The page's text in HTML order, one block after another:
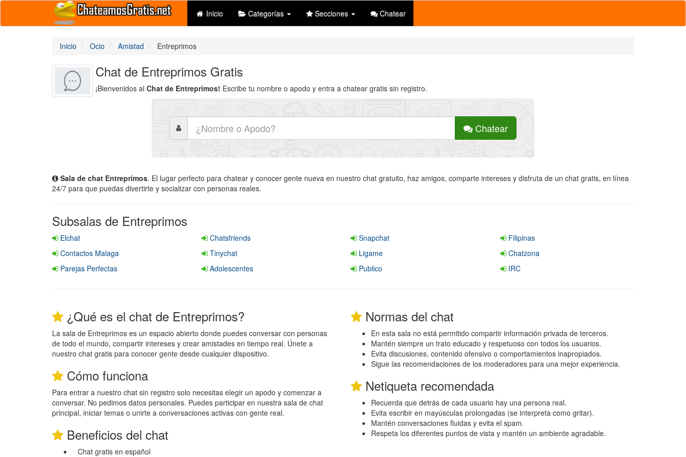
Inicio Categorías Secciones Chatear
Inicio Ocio Amistad Entreprimos
Chat de Entreprimos Gratis
¡Bienvenidos al Chat de Entreprimos! Escribe tu nombre o apodo y entra a chatear gratis sin registro.
Chatear
Sala de chat Entreprimos. El lugar perfecto para chatear y conocer gente nueva en nuestro chat gratuito, haz amigos, comparte intereses y disfruta de un chat gratis, en línea
24/7 para que puedas divertirte y socializar con personas reales.
Subsalas de Entreprimos
Elchat Chatsfriends Snapchat
Filipinas
Contactos Malaga
Tinychat Ligame
Chatzona
Parejas Perfectas
Adolescentes Publico IRC
¿Qué es el chat de Entreprimos?
La sala de Entreprimos es un espacio abierto donde puedes conversar con personas
de todo el mundo, compartir intereses y crear amistades en tiempo real. Únete a
nuestro chat gratis para conocer gente desde cualquier dispositivo.
Cómo funciona
Para entrar a nuestro chat sin registro solo necesitas elegir un apodo y comenzar a
conversar. No pedimos datos personales. Puedes participar en nuestra sala de chat
principal, iniciar temas o unirte a conversaciones activas con gente real.
Beneficios del chat
Chat gratis en español
Normas del chat
En esta sala no está permitido compartir información privada de terceros.
Mantén siempre un trato educado y respetuoso con todos los usuarios.
Evita discusiones, contenido ofensivo o comportamientos inapropiados.
Sigue las recomendaciones de los moderadores para una mejor experiencia.
Netiqueta recomendada
Recuerda que detrás de cada usuario hay una persona real.
Evita escribir en mayúsculas prolongadas (se interpreta como gritar).
Mantén conversaciones fluidas y evita el spam.
Respeta los diferentes puntos de vista y mantén un ambiente agradable.